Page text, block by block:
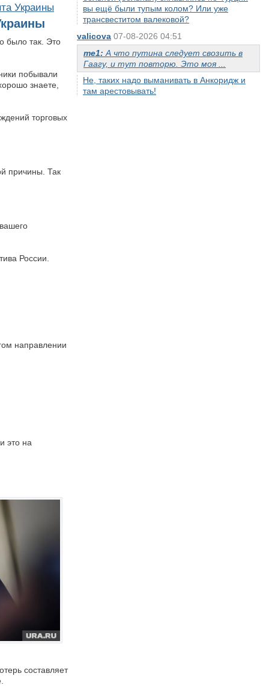
вы ещё были тупым колом? Или уже
трансвеститом валековой?
valicova 07-08-2026 04:51
me1: А что путина следует свозить в
Гаагу, и тут повторю. Это моя ...
Не, таких надо выманивать в Анкоридж и
там арестовывать!
Украины
было так. Это
побывали
знаете,
торговых
причины. Так
России.
направлении
это на
составляет